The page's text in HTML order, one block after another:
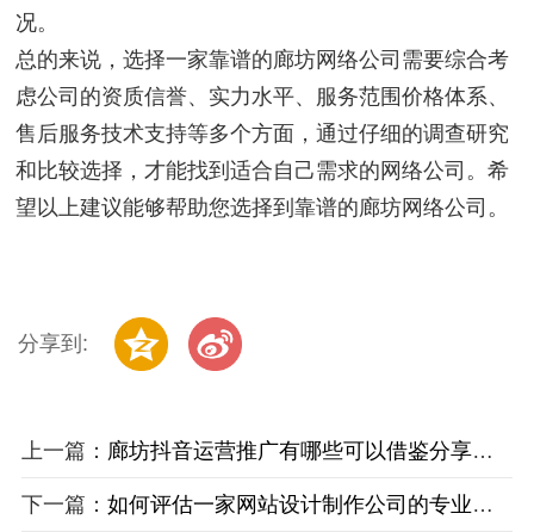
况。
总的来说，选择一家靠谱的廊坊网络公司需要综合考
虑公司的资质信誉、实力水平、服务范围价格体系、
售后服务技术支持等多个方面，通过仔细的调查研究
和比较选择，才能找到适合自己需求的网络公司。希
望以上建议能够帮助您选择到靠谱的廊坊网络公司。
分享到:
上一篇： 廊坊抖音运营推广有哪些可以借鉴分享的经验
下一篇： 如何评估一家网站设计制作公司的专业性？